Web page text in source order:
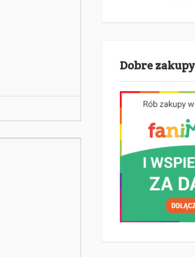
Dobre zakupy